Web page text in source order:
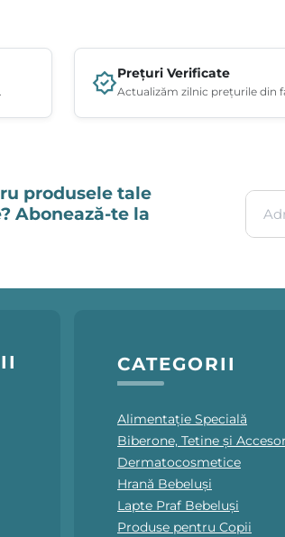
Prețuri Verificate
Actualizăm zilnic prețurile din
produsele tale
Abonează-te la
CATEGORII
Alimentație Specială
Biberone, Tetine și
Dermatocosmetice
Hrană Bebeluși
Lapte Praf Bebeluși
Produse pentru Copii